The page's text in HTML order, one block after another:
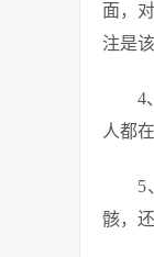
面，
注是
4
人都
5
骸，